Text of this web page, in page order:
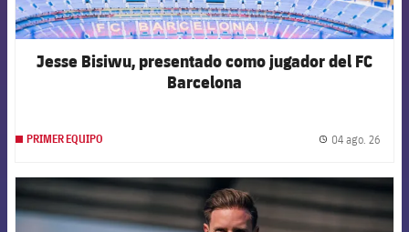
Jesse Bisiwu, presentado como jugador del FC
Barcelona
PRIMER EQUIPO 04 ago. 26
FCB Barcelona badge